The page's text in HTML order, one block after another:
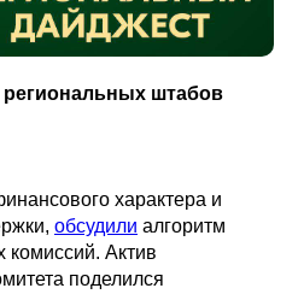
штабов
характера и
обсудили алгоритм
Актив
поделился